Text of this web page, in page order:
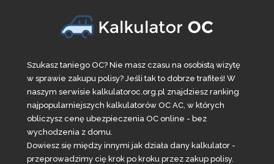
Szukasz taniego OC? Nie masz czasu na osobistą wizytę
w sprawie zakupu polisy? Jeśli tak to dobrze trafiłeś! W
naszym serwisie kalkulatoroc.org.pl znajdziesz ranking
najpopularniejszych kalkulatorów OC AC, w których
obliczysz cenę ubezpieczenia OC online - bez
wychodzenia z domu.
Dowiesz się między innymi jak działa dany kalkulator -
przeprowadzimy cię krok po kroku przez zakup polisy.